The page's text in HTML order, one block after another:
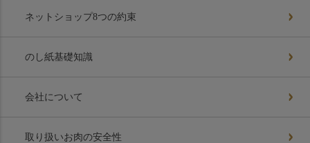
ネットショップ8つの約束
のし紙基礎知識
会社について
取り扱いお肉の安全性